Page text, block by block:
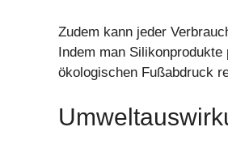
Zudem kann jeder
Indem man
ökologischen Fußabdruck